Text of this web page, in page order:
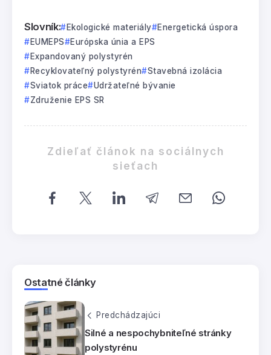
Slovník: Ekologické materiály
Energetická úspora
EUMEPS
Európska únia a EPS
Expandovaný polystyrén
Recyklovateľný polystyrén
Stavebná izolácia
Sviatok práce
Udržateľné bývanie
Združenie EPS SR
Zdieľať článok na sociálnych
sieťach
Ostatné články
Predchádzajúci
Silné a nespochybniteľné stránky
polystyrénu